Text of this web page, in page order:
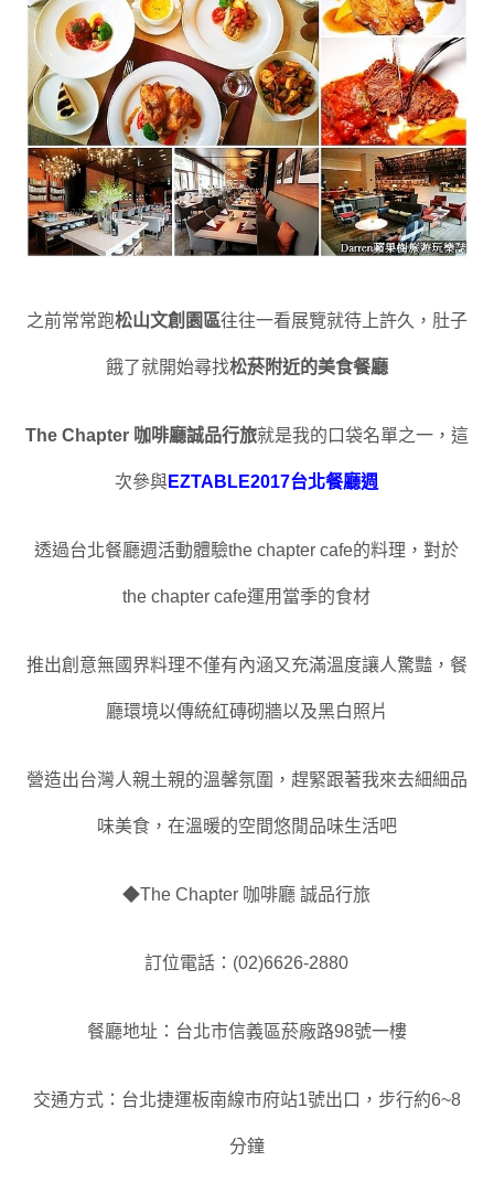
之前常常跑松山文創園區往往一看展覽就待上許久 ，肚子
餓了就開始尋找松菸附近的美食餐廳
The Chapter 咖啡廳誠品行旅就是我的口袋名單之一， 這
次參與EZTABLE2017台北餐廳週
透過台北餐廳週活動體驗the chapter cafe的料理 ，對於
the chapter cafe運用當季的食材
推出創意無國界料理不僅有內涵又充滿溫度讓人驚豔， 餐
廳環境以傳統紅磚砌牆以及黑白照片
營造出台灣人親土親的溫馨氛圍 ，趕緊跟著我來去細細品
味美食， 在溫暖的空間悠閒品味生活吧
◆The Chapter 咖啡廳 誠品行旅
訂位電話：(02)6626-2880
餐廳地址：台北市信義區菸廠路98號一樓
交通方式：台北捷運板南線市府站1號出口，步行約6~8
分鐘